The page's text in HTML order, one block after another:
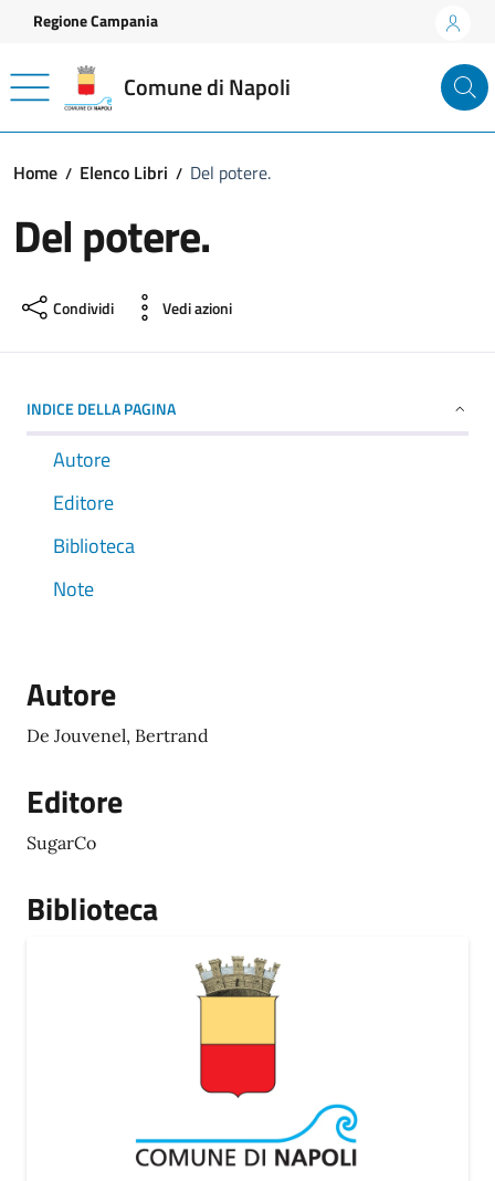
Vai ai contenuti
Vai al footer
Regione Campania
Comune di Napoli
Home Elenco Libri Del potere.
Del potere.
Condividi Vedi azioni
INDICE DELLA PAGINA
Autore
Editore
Biblioteca
Note
Autore
De Jouvenel, Bertrand
Editore
SugarCo
Biblioteca